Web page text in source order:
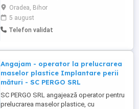
14,20 brut oră + primă de performanță
posibil până la 24,85 ora Locul de muncă:
Buttenheim (Bavaria), Germania Tipul
angajării: angajare directă la Syldorf
normă întreagă, respectiv ...
Oradea, Bihor
5 august
Telefon validat
Angajam - operator la prelucrarea
maselor plastice Implantare perii
mături - SC PERGO SRL
SC PERGO SRL angajează operator pentru
prelucrarea maselor plastice, cu